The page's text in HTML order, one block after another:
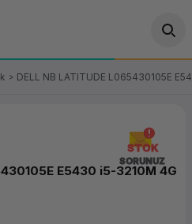
OT/VT Ürünleri
Fiş Yazıcı
DELL NB LATITUDE L065430105E
STOK
SORUNUZ
E5430 i5-3210M 4G